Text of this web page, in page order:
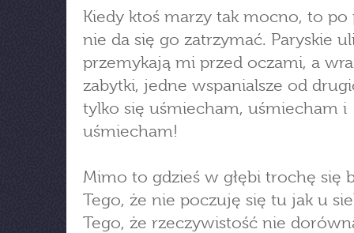
Kiedy ktoś marzy tak mocno, to po
nie da się go zatrzymać. Paryskie
przemykają mi przed oczami, a
zabytki, jedne wspanialsze od
tylko się uśmiecham, uśmiecham i
uśmiecham!
Mimo to gdzieś w głębi trochę się
Tego, że nie poczuję się tu jak u
Tego, że rzeczywistość nie